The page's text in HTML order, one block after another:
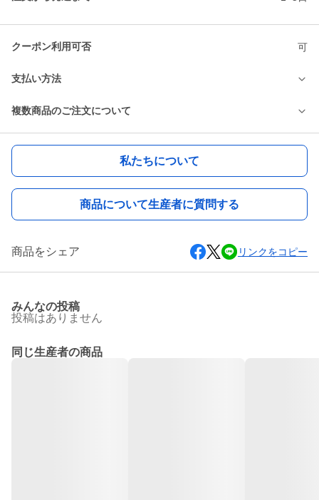
クーポン利用可否 可
支払い方法
複数商品のご注文について
私たちについて
商品について生産者に質問する
商品をシェア リンクをコピー
みんなの投稿
投稿はありません
同じ生産者の商品